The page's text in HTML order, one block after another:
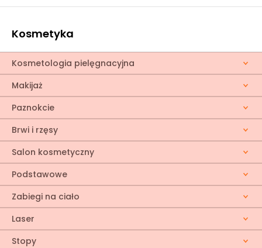
Kosmetyka
Kosmetologia pielęgnacyjna
Makijaż
Paznokcie
Brwi i rzęsy
Salon kosmetyczny
Podstawowe
Zabiegi na ciało
Laser
Stopy